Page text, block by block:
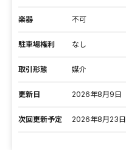
楽器 不可
駐車場権利 なし
取引形態 媒介
更新日 2026年8月9日
次回更新予定 2026年8月23日